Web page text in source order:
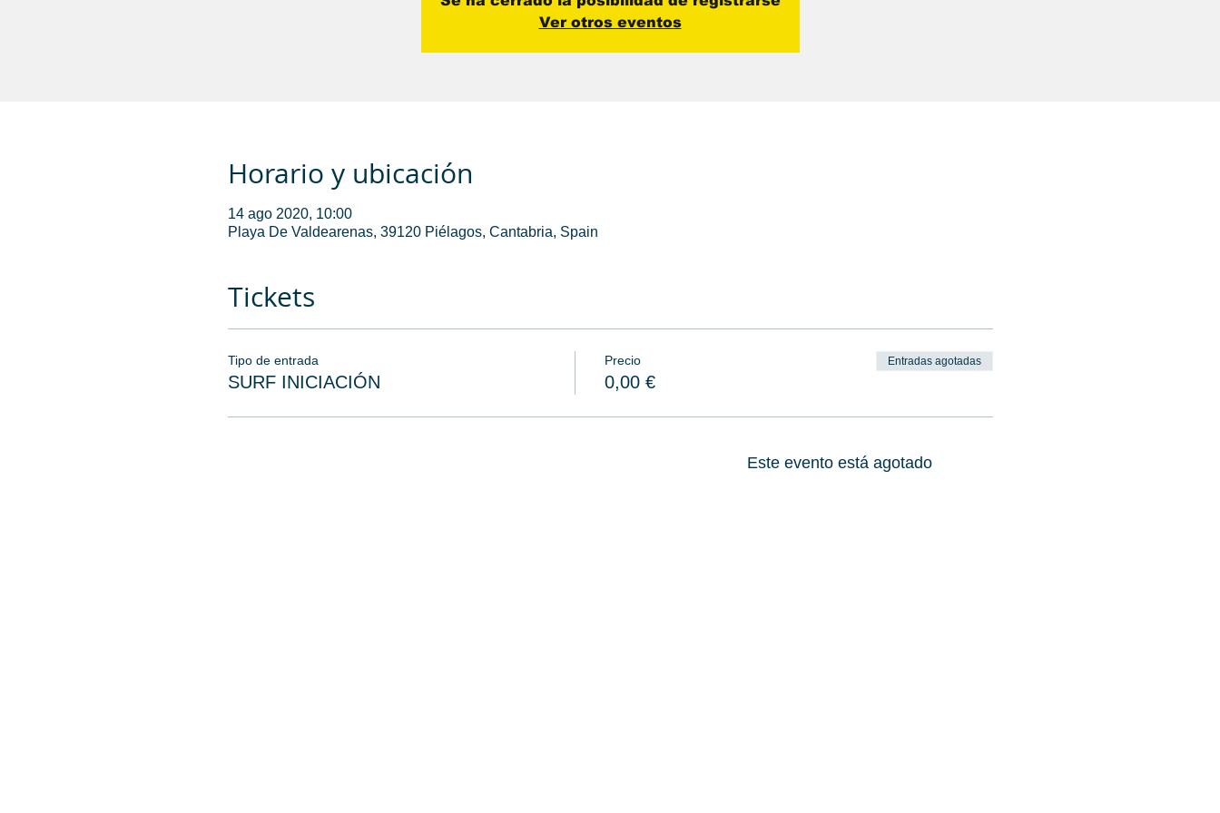
Ver otros eventos
Horario y ubicación
14 ago 2020, 10:00
Playa De Valdearenas, 39120 Piélagos, Cantabria, Spain
Tickets
Tipo de entrada
SURF INICIACIÓN
Precio
0,00 €
Entradas agotadas
Este evento está agotado